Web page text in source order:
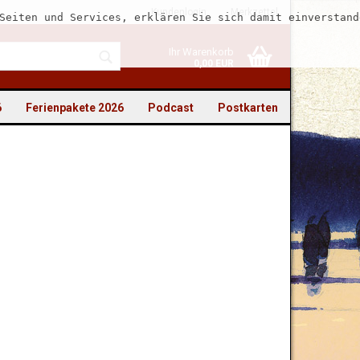
Kundenlogin Merkzettel
Ihr Warenkorb
0,00 EUR
und Services, erklären Sie sich damit
Postkarten
Podcast
Ferienpakete 2026